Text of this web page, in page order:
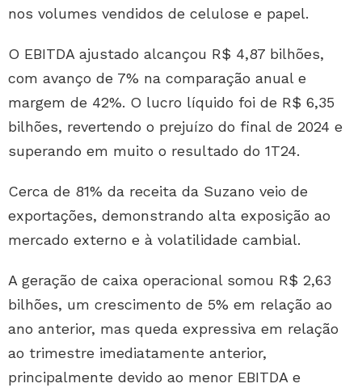
nos volumes vendidos de celulose e papel.
O EBITDA ajustado alcançou R$ 4,87 bilhões,
com avanço de 7% na comparação anual e
margem de 42%. O lucro líquido foi de R$ 6,35
bilhões, revertendo o prejuízo do final de 2024 e
superando em muito o resultado do 1T24.
Cerca de 81% da receita da Suzano veio de
exportações, demonstrando alta exposição ao
mercado externo e à volatilidade cambial.
A geração de caixa operacional somou R$ 2,63
bilhões, um crescimento de 5% em relação ao
ano anterior, mas queda expressiva em relação
ao trimestre imediatamente anterior,
principalmente devido ao menor EBITDA e